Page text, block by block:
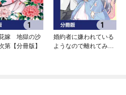
嫁 地獄の沙
第【分冊版】
婚約者に嫌われている
ようなので離れてみた